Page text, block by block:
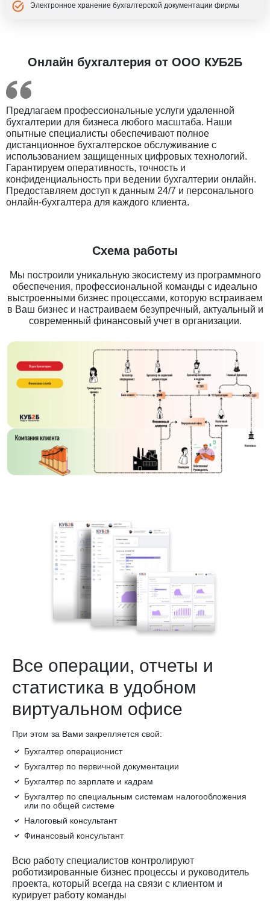
Электронное хранение бухгалтерской документации фирмы
Онлайн бухгалтерия от ООО КУБ2Б
Предлагаем профессиональные услуги удаленной
бухгалтерии для бизнеса любого масштаба. Наши
опытные специалисты обеспечивают полное
дистанционное бухгалтерское обслуживание с
использованием защищенных цифровых технологий.
Гарантируем оперативность, точность и
конфиденциальность при ведении бухгалтерии онлайн.
Предоставляем доступ к данным 24/7 и персонального
онлайн-бухгалтера для каждого клиента.
Схема работы
Мы построили уникальную экосистему из программного
обеспечения, профессиональной команды с идеально
выстроенными бизнес процессами, которую встраиваем
в Ваш бизнес и настраиваем безупречный, актуальный и
современный финансовый учет в организации.
Все операции, отчеты и
статистика в удобном
виртуальном офисе
При этом за Вами закрепляется свой:
Бухгалтер операционист
Бухгалтер по первичной документации
Бухгалтер по зарплате и кадрам
Бухгалтер по специальным системам налогообложения
или по общей системе
Налоговый консультант
Финансовый консультант
Всю работу специалистов контролируют
роботизированные бизнес процессы и руководитель
проекта, который всегда на связи с клиентом и
курирует работу команды